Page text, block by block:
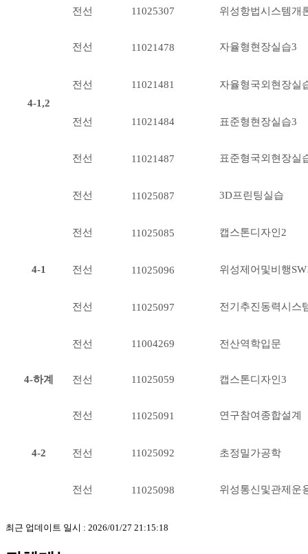
전 선 11025307 위성항법시스템개
4-1,2
전선 11021478 자율형현장실습3
전선 11021481 자율형국외현장실
전선 11021484 표준형현장실습3
전선 11021487 표준형국외현장실
4-1
전선 11025087 3D프린팅실습
전선 11025085 캡스톤디자인2
전선 11025096 위성제어및비행
전선 11025097 전기추진동력시스
전선 11004269 전산역학입문
4-하계 전선 11025059 캡스톤디자인3
4-2
전선 11025091 연구참여종합설계
전 선 11025092 초정밀가공학
전선 11025098 위성통신및관제운
최근 업데이트 일시 : 2026/01/27 21:15:18